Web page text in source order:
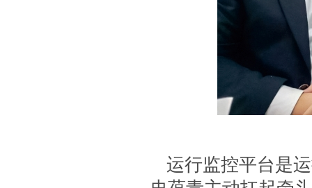
运行监控平台是